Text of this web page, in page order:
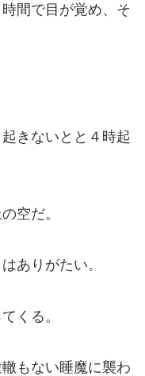
間で目が覚め、そ
きないとと４時起
空だ。
ありがたい。
くる。
もない睡魔に襲わ